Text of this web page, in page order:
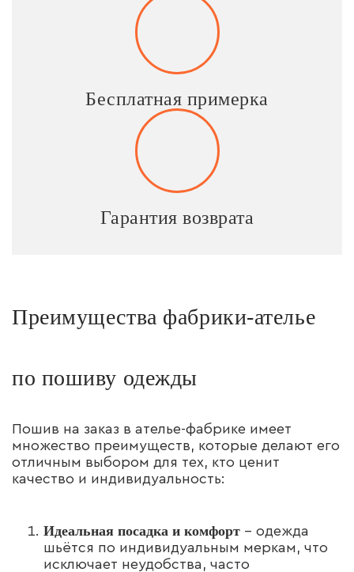
Бесплатная примерка
Гарантия возврата
Преимущества фабрики-ателье
по пошиву одежды
Пошив на заказ в ателье-фабрике имеет
множество преимуществ, которые делают его
отличным выбором для тех, кто ценит
качество и индивидуальность:
Идеальная посадка и комфорт – одежда
шьётся по индивидуальным меркам, что
исключает неудобства, часто